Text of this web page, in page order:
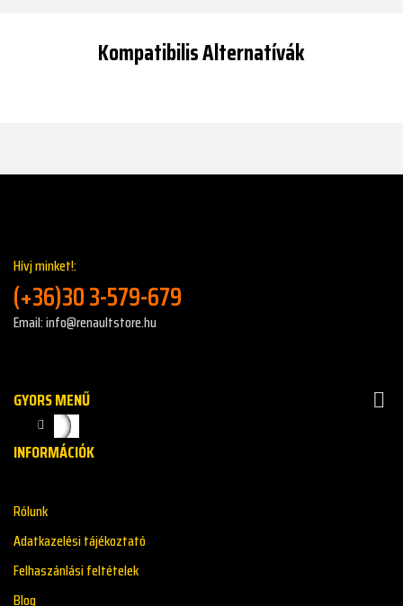
Kompatibilis Alternatívák
Hívj minket!:
(+36)30 3-579-679
Email: info@renaultstore.hu
GYORS MENŰ 
INFORMÁCIÓK
Rólunk
Adatkazelési tájékoztató
Felhaszánlási feltételek
Blog